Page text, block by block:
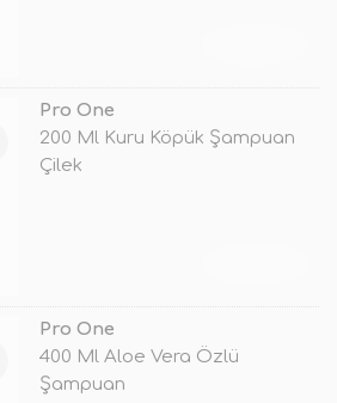
Pro One
200 Ml Kuru Köpük Şampuan
Çilek
Pro One
400 Ml Aloe Vera Özlü
Şampuan